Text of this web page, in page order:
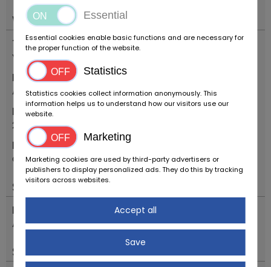
Ważny
Typ pojazdu
Youngtimer
Marka
Alfa Romeo
Pierwszy rok rejestracji
2005
Model
GT COUPE' JTS "DISTINCTIVE EDITION"
Silnik i napęd
Przenoszenie
Automatyczna
Status
Essential
Essential cookies enable basic functions and are necessary for
the proper function of the website.
Statistics
Statistics cookies collect information anonymously. This
information helps us to understand how our visitors use our
website.
Marketing
Marketing cookies are used by third-party advertisers or
publishers to display personalized ads. They do this by tracking
visitors across websites.
Accept all
Save